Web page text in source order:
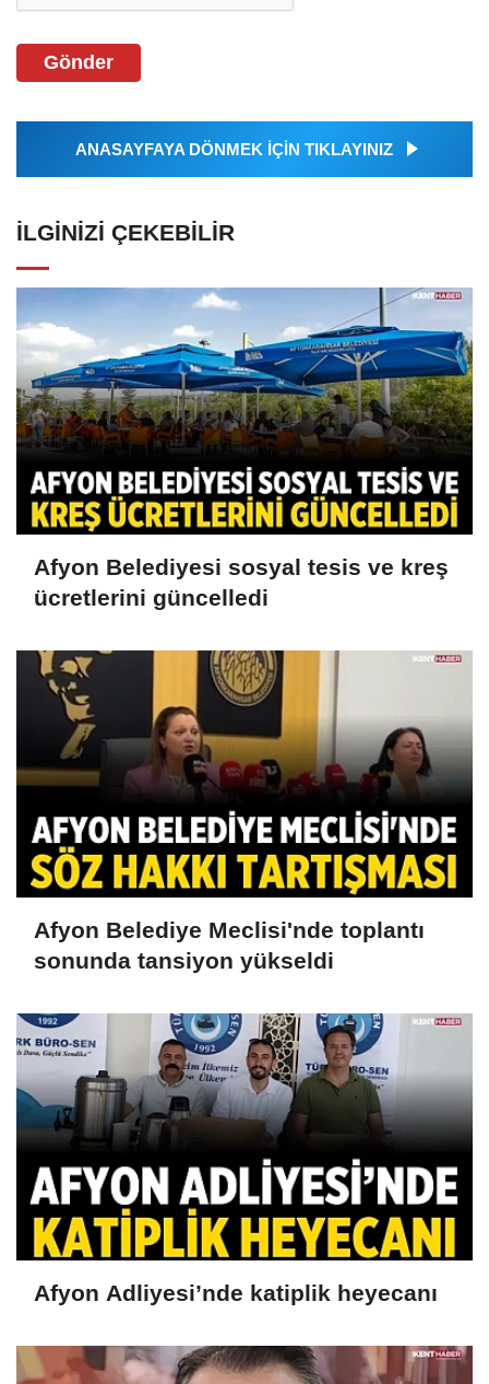
Gönder
ANASAYFAYA DÖNMEK İÇİN TIKLAYINIZ
İLGINIZI ÇEKEBILIR
Afyon Belediyesi sosyal tesis ve kreş
ücretlerini güncelledi
Afyon Belediye Meclisi'nde toplantı
sonunda tansiyon yükseldi
Afyon Adliyesi’nde katiplik heyecanı